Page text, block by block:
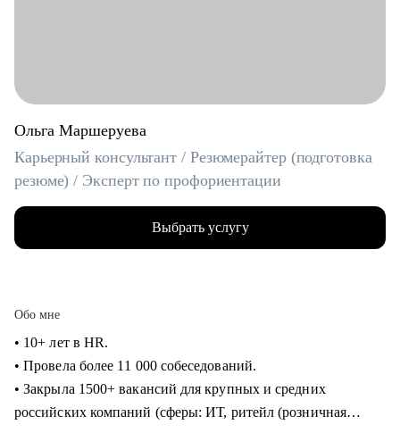
Ольга Маршеруева
Карьерный консультант / Резюмерайтер (подготовка
резюме) / Эксперт по профориентации
Выбрать услугу
Обо мне
• 10+ лет в HR.
• Провела более 11 000 собеседований.
• Закрыла 1500+ вакансий для крупных и средних
российских компаний (сферы: ИТ, ритейл (розничная